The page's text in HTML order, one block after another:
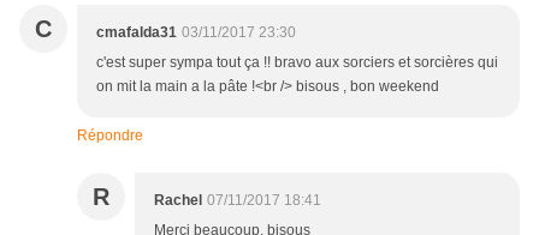
C cmafalda31 03/11/2017 23:30
c'est super sympa tout ça !! bravo aux sorciers et sorcières qui
on mit la main a la pâte !<br /> bisous , bon weekend
Répondre
R Rachel 07/11/2017 18:41
Merci beaucoup, bisous